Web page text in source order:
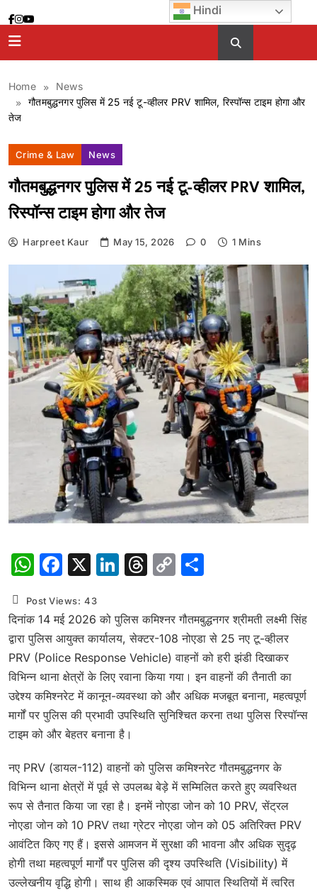
to
content
Home
News
गौतमबुद्धनगर पुलिस में 25 नई टू-व्हीलर PRV शामिल, रिस्पॉन्स टाइम होगा और
तेज
Crime & Law News
गौतमबुद्धनगर पुलिस में 25 नई टू-व्हीलर PRV शामिल,
रिस्पॉन्स टाइम होगा और तेज
Harpreet Kaur May 15, 2026 0 1 Mins
WhatsApp
Facebook
X LinkedIn
Threads
Copy
Post Views: 43
दिनांक 14 मई 2026 को पुलिस कमिश्नर गौतमबुद्धनगर श्रीमती लक्ष्मी सिंह
द्वारा पुलिस आयुक्त कार्यालय, सेक्टर-108 नोएडा से 25 नए टू-व्हीलर
PRV (Police Response Vehicle) वाहनों को हरी झंडी दिखाकर
विभिन्न थाना क्षेत्रों के लिए रवाना किया गया। इन वाहनों की तैनाती का
उद्देश्य कमिश्नरेट में कानून-व्यवस्था को और अधिक मजबूत बनाना, महत्वपूर्ण
मार्गों पर पुलिस की प्रभावी उपस्थिति सुनिश्चित करना तथा पुलिस रिस्पॉन्स
टाइम को और बेहतर बनाना है।
नए PRV (डायल-112) वाहनों को पुलिस कमिश्नरेट गौतमबुद्धनगर के
विभिन्न थाना क्षेत्रों में पूर्व से उपलब्ध बेड़े में सम्मिलित करते हुए व्यवस्थित
रूप से तैनात किया जा रहा है। इनमें नोएडा जोन को 10 PRV, सेंट्रल
नोएडा जोन को 10 PRV तथा ग्रेटर नोएडा जोन को 05 अतिरिक्त PRV
आवंटित किए गए हैं। इससे आमजन में सुरक्षा की भावना और अधिक सुदृढ़
होगी तथा महत्वपूर्ण मार्गों पर पुलिस की दृश्य उपस्थिति (Visibility) में
उल्लेखनीय वृद्धि होगी। साथ ही आकस्मिक एवं आपात स्थितियों में त्वरित
Hindi